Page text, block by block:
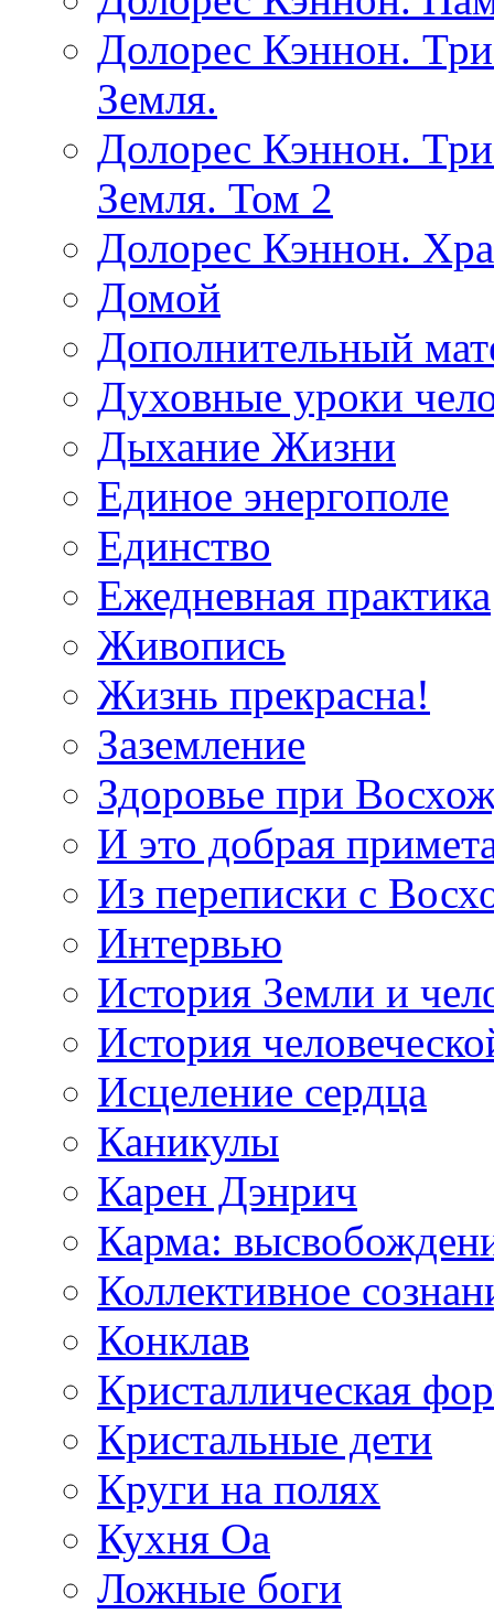
Долорес Кэннон.
Земля.
Долорес Кэннон.
Земля. Том 2
Долорес Кэннон.
Домой
Дополнительный
Духовные уроки
Дыхание Жизни
Единое энергополе
Единство
Ежедневная практика
Живопись
Жизнь прекрасна!
Заземление
Здоровье при
И это добрая
Из переписки с
Интервью
История Земли и
История
Исцеление сердца
Каникулы
Карен Дэнрич
Карма:
Коллективное
Конклав
Кристаллическая
Кристальные дети
Круги на полях
Кухня Оа
Ложные боги